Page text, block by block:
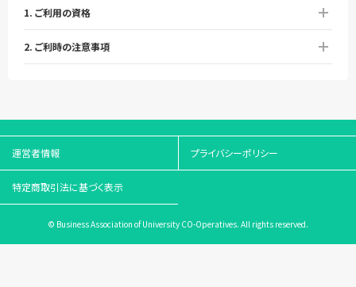
1. ご利用の資格
2. ご利時の注意事項
運営者情報 プライバシーポリシー
特定商取引法に基づく表示
© Business Association of University CO-Operatives. All rights reserved.